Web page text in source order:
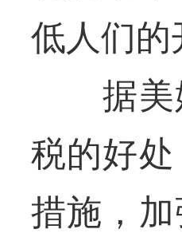
低人们的
据美媒
税的好
措施，